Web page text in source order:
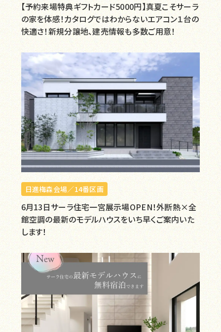
【予約来場特典ギフトカード5000円】真夏こそサーラ
の家を体感！カタログではわからないエアコン１台の
快適さ！新規分譲地、建売情報も多数ご用意！
日進梅森会場／14番区画
6月13日サーラ住宅一宮展示場OPEN！外断熱×全
館空調の最新のモデルハウスをいち早くご案内いた
します！